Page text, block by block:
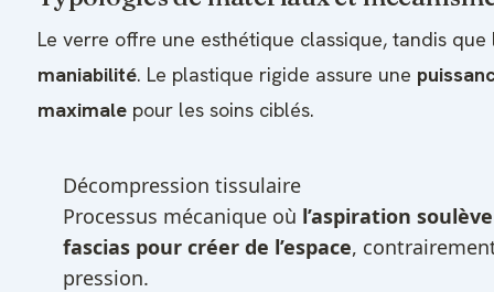
Le verre offre une esthétique classique, tandis
maniabilité. Le plastique rigide assure une
maximale pour les soins ciblés.
Décompression tissulaire
Processus mécanique où l’aspiration
fascias pour créer de l’espace,
pression.